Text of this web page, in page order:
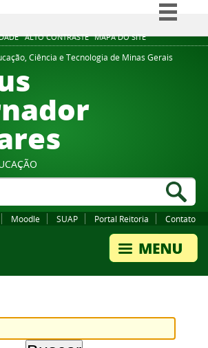
ALTO CONTRASTE MAPA DO SITE
Simplifique!
Comunica BR
Ciência e Tecnologia de Minas Gerais
Moodle SUAP Portal Reitoria Contato